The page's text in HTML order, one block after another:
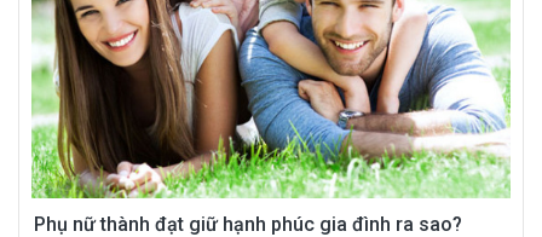
Phụ nữ thành đạt giữ hạnh phúc gia đình ra sao?